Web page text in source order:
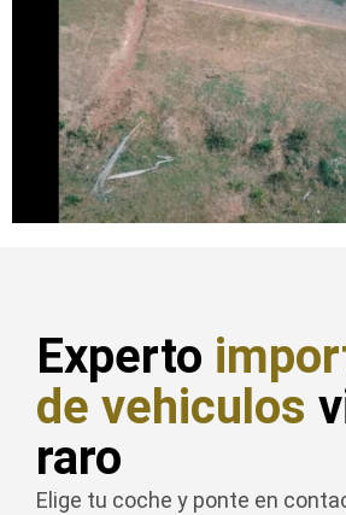
Experto
de vehiculos
raro
Elige tu coche y ponte en